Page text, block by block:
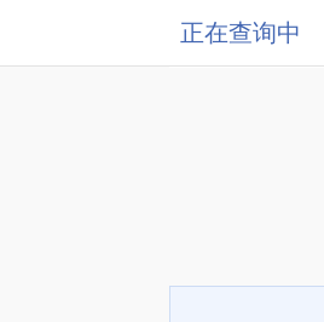
正在查询中